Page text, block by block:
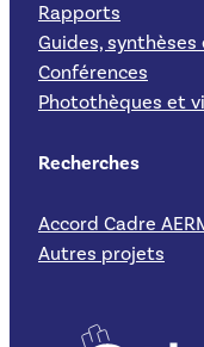
Rapports
Guides,
Conférences
Photothèques et
Recherches
Accord Cadre
Autres projets